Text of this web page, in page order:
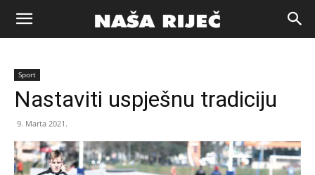
Naša
riječ
Zenica
Sport
Nastaviti uspješnu tradiciju
9. Marta 2021.